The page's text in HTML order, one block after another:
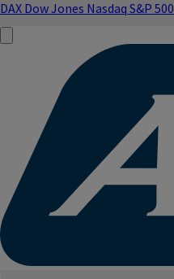
DAX Dow Jones Nasdaq S&P 500